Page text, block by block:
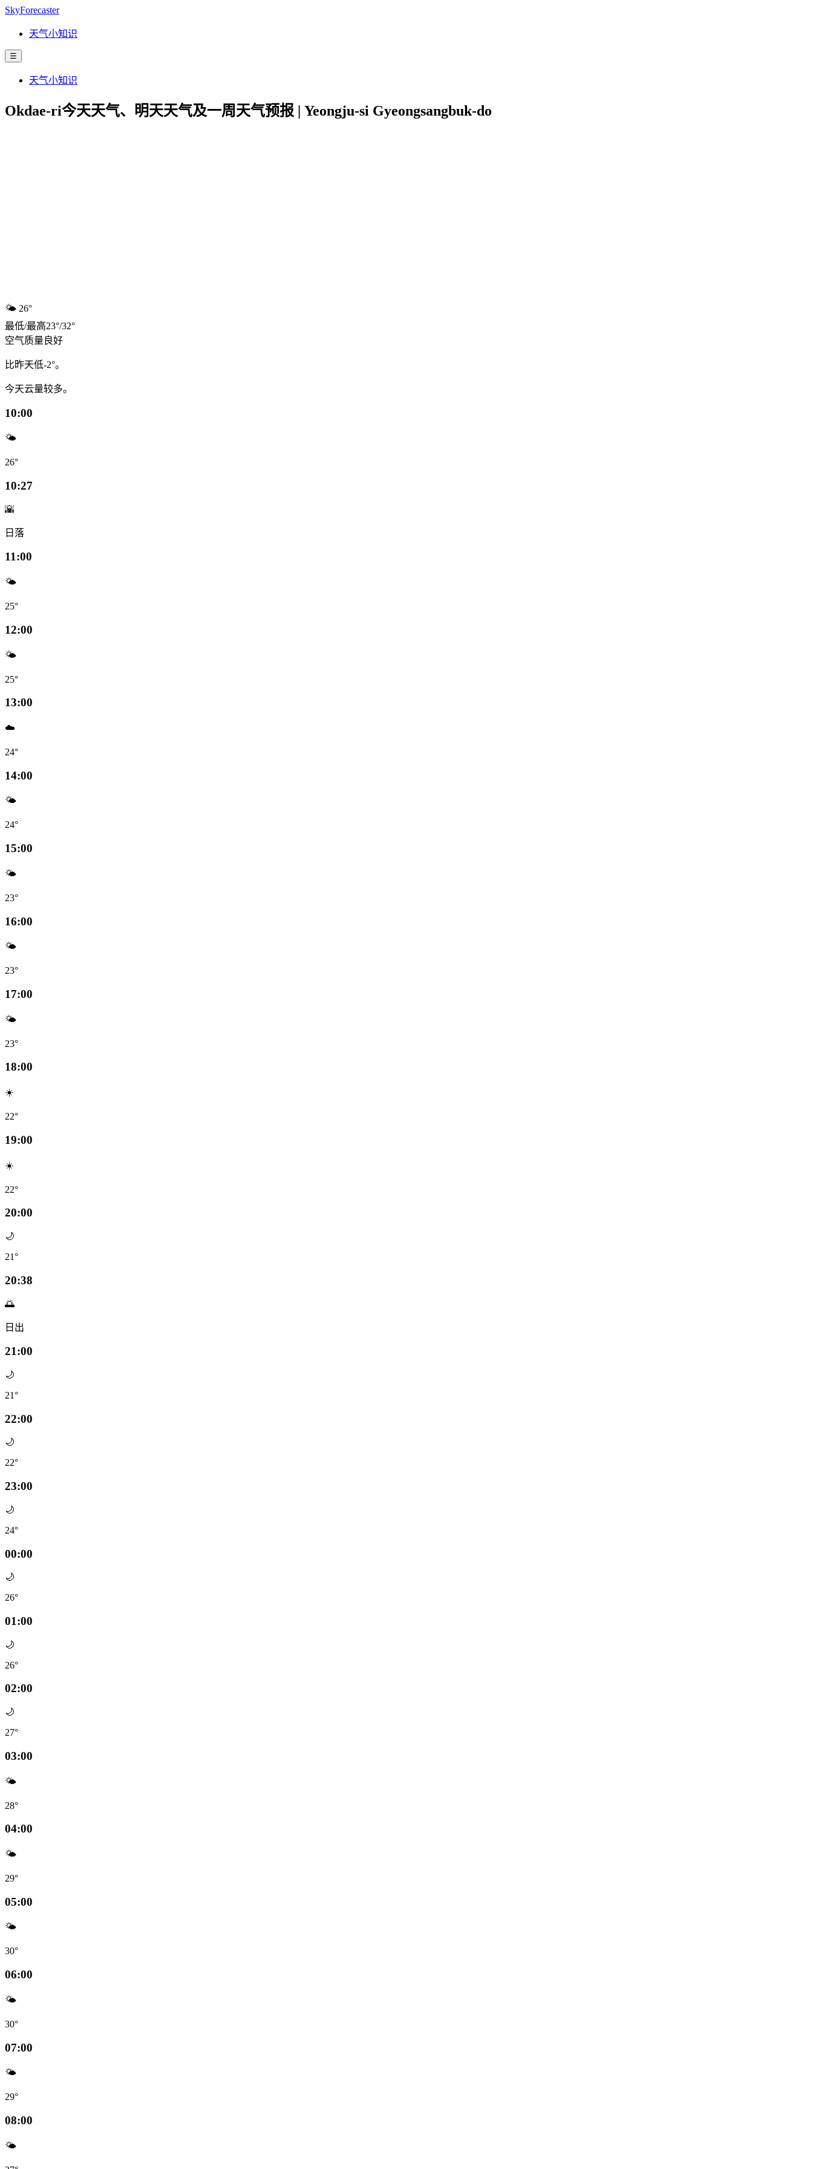
SkyForecaster
天气小知识
☰
天气小知识
Okdae-ri今天天气、明天天气及一周天气预报 | Yeongju-si Gyeongsangbuk-do
🌤️ 26°
最低/最高23°/32°
空气质量 良好
比昨天低-2°。
今天云量较多。
10:00
🌤️
26°
10:27
🌇
日落
11:00
🌤️
25°
12:00
🌤️
25°
13:00
☁️
24°
14:00
🌤️
24°
15:00
🌤️
23°
16:00
🌤️
23°
17:00
🌤️
23°
18:00
☀️
22°
19:00
☀️
22°
20:00
🌙
21°
20:38
🌅
日出
21:00
🌙
21°
22:00
🌙
22°
23:00
🌙
24°
00:00
🌙
26°
01:00
🌙
26°
02:00
🌙
27°
03:00
🌤️
28°
04:00
🌤️
29°
05:00
🌤️
30°
06:00
🌤️
30°
07:00
🌤️
29°
08:00
🌤️